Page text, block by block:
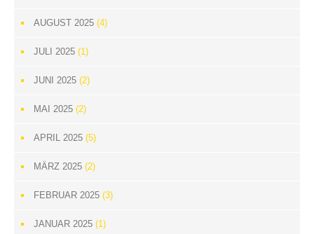
AUGUST 2025 (4)
JULI 2025 (1)
JUNI 2025 (2)
MAI 2025 (2)
APRIL 2025 (5)
MÄRZ 2025 (2)
FEBRUAR 2025 (3)
JANUAR 2025 (1)